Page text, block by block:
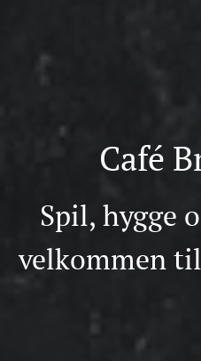
Café
Spil, hygge
velkommen